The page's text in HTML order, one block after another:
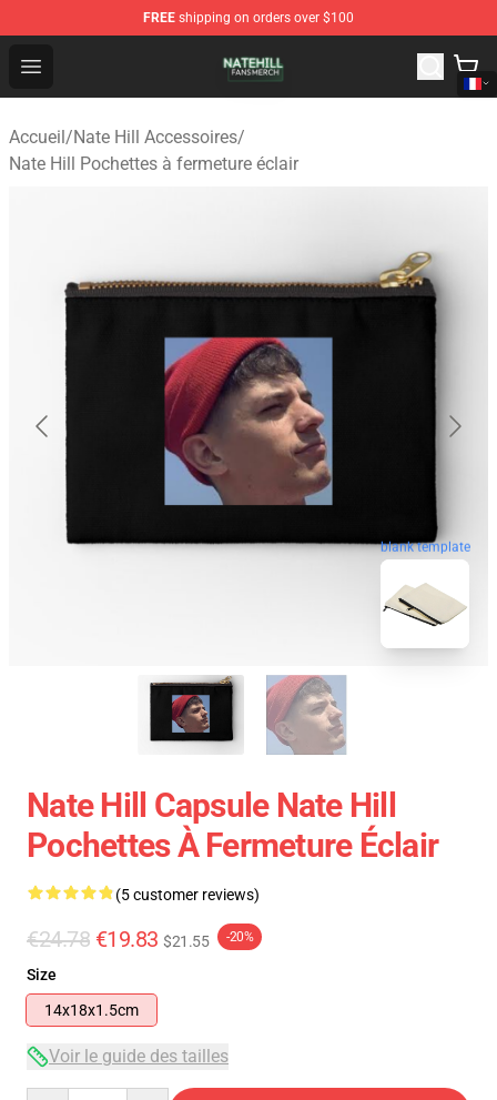
FREE shipping on orders over $100
Open menu
Nate Hill Shop - Official Nate Hill Merchandise Store
Accueil/Nate Hill Accessoires/
Nate Hill Pochettes à fermeture éclair
blank template
Nate Hill Capsule Nate Hill
Pochettes À Fermeture Éclair
(5 customer reviews)
€24.78 €19.83 $21.55 -20%
Size
14x18x1.5cm
Voir le guide des tailles